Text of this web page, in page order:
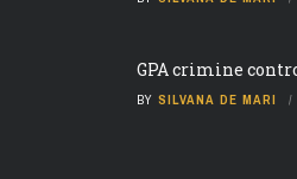
GPA crimine
BY SILVANA DE MARI